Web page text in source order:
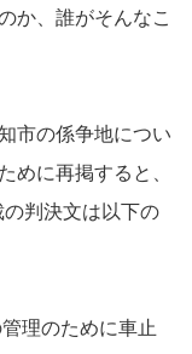
か、誰がそんなこ
市の係争地につい
めに再掲すると、
判決文は以下の
理のために車止